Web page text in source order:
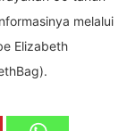
melalui
Elizabeth